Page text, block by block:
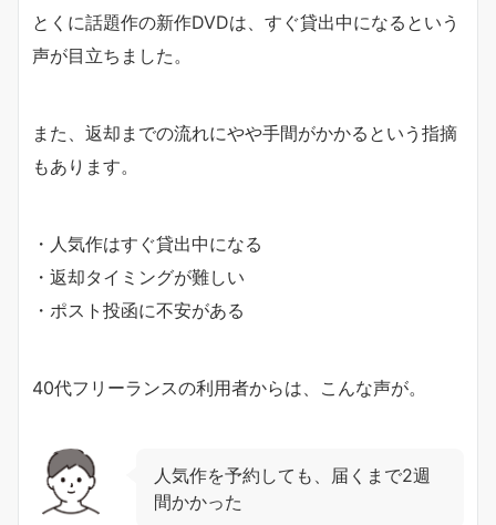
とくに話題作の新作DVDは、すぐ貸出中になるという
声が目立ちました。
また、返却までの流れにやや手間がかかるという指摘
もあります。
・人気作はすぐ貸出中になる
・返却タイミングが難しい
・ポスト投函に不安がある
40代フリーランスの利用者からは、こんな声が。
人気作を予約しても、届くまで2週
間かかった